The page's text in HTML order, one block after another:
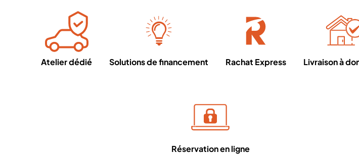
Atelier dédié Solutions de financement Rachat Express Livraison à
Réservation en ligne